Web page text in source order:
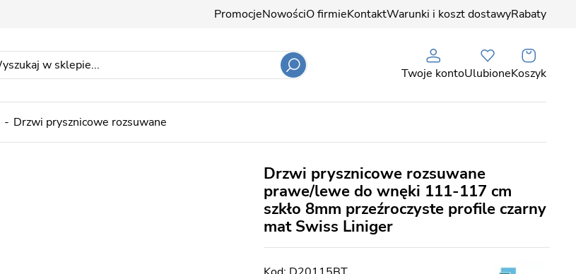
PromocjeNowościO firmieKontaktWarunki i koszt dostawyRabaty
Twoje kontoUlubioneKoszyk
Drzwi prysznicowe rozsuwane
Drzwi prysznicowe rozsuwane
prawe/lewe do wnęki 111-117 cm
szkło 8mm przeźroczyste profile czarny
mat Swiss Liniger